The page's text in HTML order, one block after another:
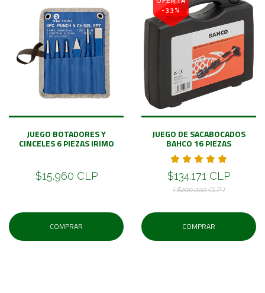
JUEGO BOTADORES Y
CINCELES 6 PIEZAS IRIMO
$15.960 CLP
COMPRAR
-33%
JUEGO DE SACABOCADOS
BAHCO 16 PIEZAS
$134.171 CLP
( $200.000 CLP )
COMPRAR